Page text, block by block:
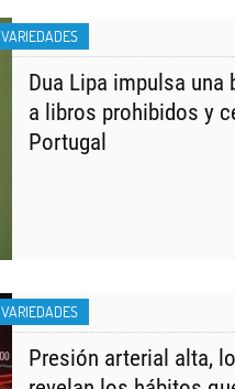
VARIEDADES
Dua Lipa impulsa
a libros prohibidos y
Portugal
VARIEDADES
Presión arterial alta,